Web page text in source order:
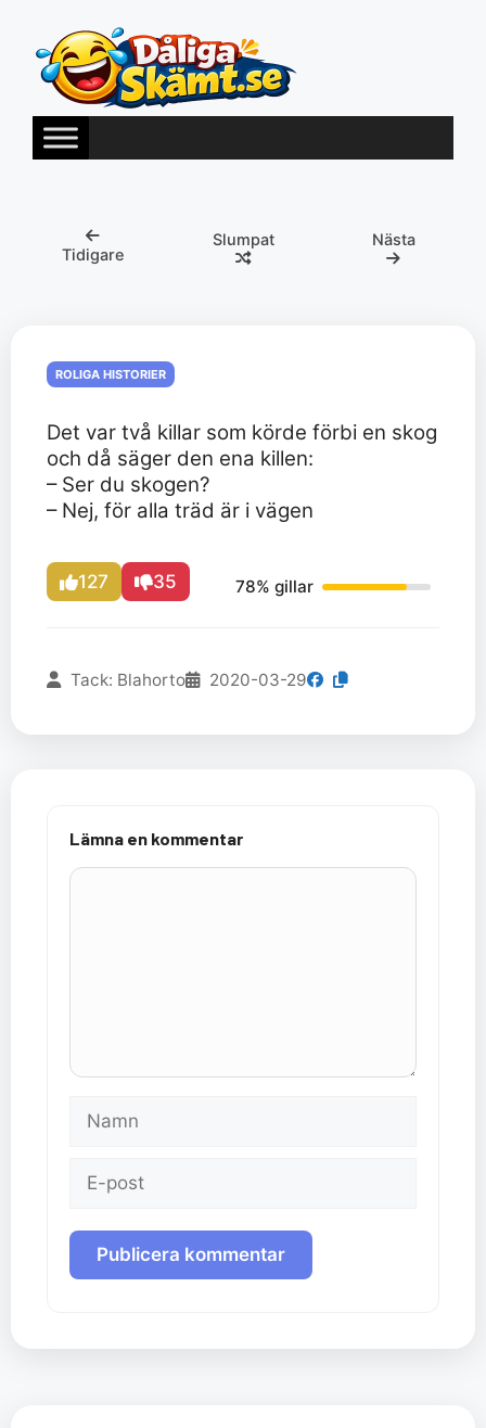
innehåll
Tidigare
Slumpat Nästa
ROLIGA HISTORIER
Det var två killar som körde förbi en skog
och då säger den ena killen:
– Ser du skogen?
– Nej, för alla träd är i vägen
127 35 78% gillar
Tack: Blahorto 2020-03-29
Lämna en kommentar
Kommentar
Namn